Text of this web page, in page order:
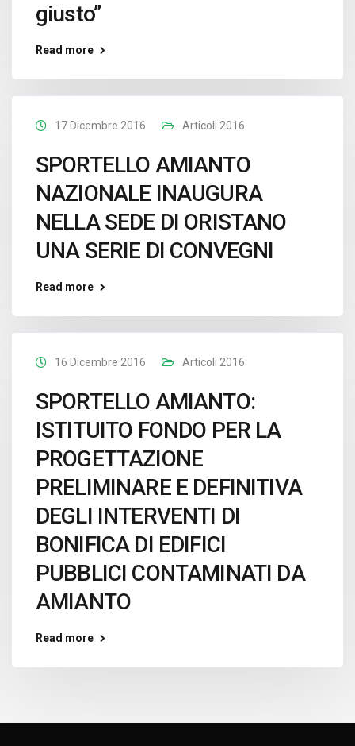
giusto”
Read more
17 Dicembre 2016 Articoli 2016
SPORTELLO AMIANTO
NAZIONALE INAUGURA
NELLA SEDE DI ORISTANO
UNA SERIE DI CONVEGNI
Read more
16 Dicembre 2016 Articoli 2016
SPORTELLO AMIANTO:
ISTITUITO FONDO PER LA
PROGETTAZIONE
PRELIMINARE E DEFINITIVA
DEGLI INTERVENTI DI
BONIFICA DI EDIFICI
PUBBLICI CONTAMINATI DA
AMIANTO
Read more